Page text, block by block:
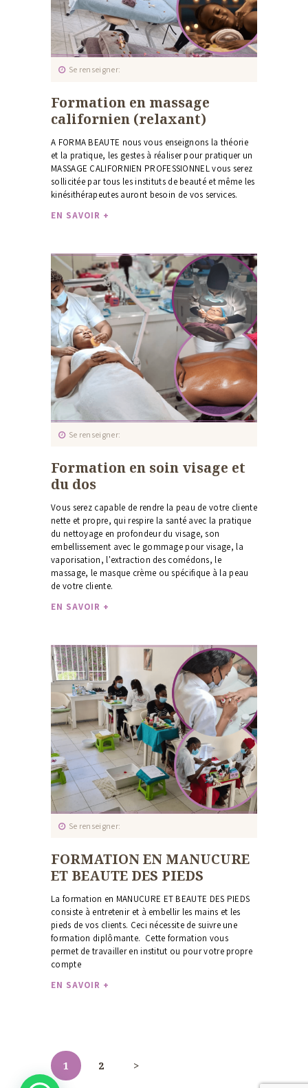
Se renseigner
Formation en massage
californien (relaxant)
A FORMA BEAUTE nous vous enseignons la théorie
et la pratique, les gestes à réaliser pour pratiquer un
MASSAGE CALIFORNIEN PROFESSIONNEL vous serez
sollicitée par tous les instituts de beauté et même les
kinésithérapeutes auront besoin de vos services.
EN SAVOIR +
Se renseigner
Formation en soin visage et
du dos
Vous serez capable de rendre la peau de votre cliente
nette et propre, qui respire la santé avec la pratique
du nettoyage en profondeur du visage, son
embellissement avec le gommage pour visage, la
vaporisation, l'extraction des comédons, le
massage, le masque crème ou spécifique à la peau
de votre cliente.
EN SAVOIR +
Se renseigner
FORMATION EN MANUCURE
ET BEAUTE DES PIEDS
La formation en MANUCURE ET BEAUTE DES PIEDS
consiste à entretenir et à embellir les mains et les
pieds de vos clients. Ceci nécessite de suivre une
formation diplômante. Cette formation vous
permet de travailler en institut ou pour votre propre
compte
EN SAVOIR +
publications
PAGE
1 PAGE
2 >